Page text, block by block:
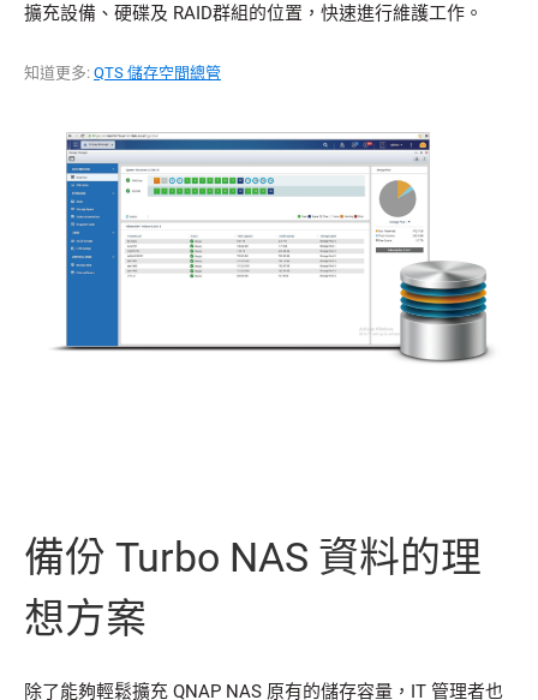
擴充設備、硬碟及 RAID群組的位置，快速進行維護工作。
知道更多: QTS 儲存空間總管
備份 Turbo NAS 資料的理
想方案
除了能夠輕鬆擴充 QNAP NAS 原有的儲存容量，IT 管理者也